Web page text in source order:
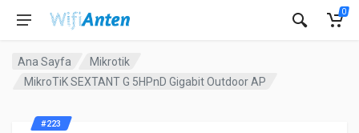
0
Ana Sayfa
Mikrotik
MikroTiK SEXTANT G 5HPnD Gigabit Outdoor AP
#223